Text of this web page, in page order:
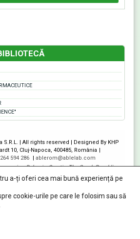
S.R.L. | All rights reserved | Designed By KHP
10, Cluj-Napoca, 400485, România
594 286
ablerom@ablelab.com
,Bulgaria,Croatia,The Czech Republic,
,North Macedonia , Poland Romania Serbia
Slovakia Slovenia,Austria
a-ți oferi cea mai bună experiență pe
cookie-urile pe care le folosim sau să